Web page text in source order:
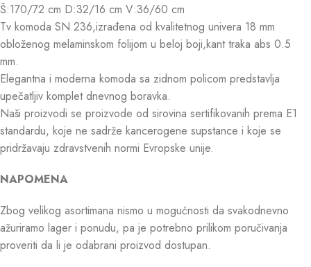
Š:170/72 cm D:32/16 cm V:36/60 cm
Tv komoda SN 236,izrađena od kvalitetnog univera 18 mm
obloženog melaminskom folijom u beloj boji,kant traka abs 0.5
mm.
Elegantna i moderna komoda sa zidnom policom predstavlja
upečatljiv komplet dnevnog boravka.
Naši proizvodi se proizvode od sirovina sertifikovanih prema E1
standardu, koje ne sadrže kancerogene supstance i koje se
pridržavaju zdravstvenih normi Evropske unije.
NAPOMENA
Zbog velikog asortimana nismo u mogućnosti da svakodnevno
ažuriramo lager i ponudu, pa je potrebno prilikom poručivanja
proveriti da li je odabrani proizvod dostupan.